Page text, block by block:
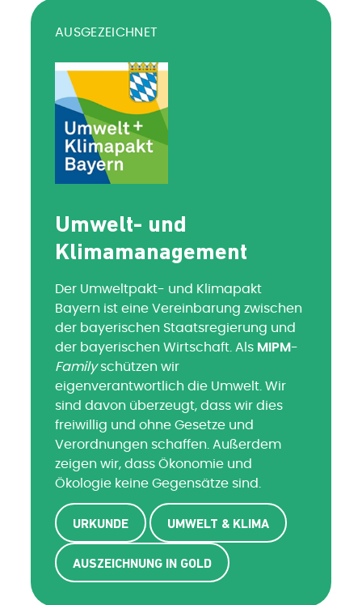
AUSGEZEICHNET
Umwelt- und
Klimamanagement
Der Umweltpakt- und Klimapakt
Bayern ist eine Vereinbarung zwischen
der bayerischen Staatsregierung und
der bayerischen Wirtschaft. Als MIPM -
Familyschützen wir
eigenverantwortlich die Umwelt. Wir
sind davon überzeugt, dass wir dies
freiwillig und ohne Gesetze und
Verordnungen schaffen. Außerdem
zeigen wir, dass Ökonomie und
Ökologie keine Gegensätze sind.
URKUNDE UMWELT & KLIMA
AUSZEICHNUNG IN GOLD